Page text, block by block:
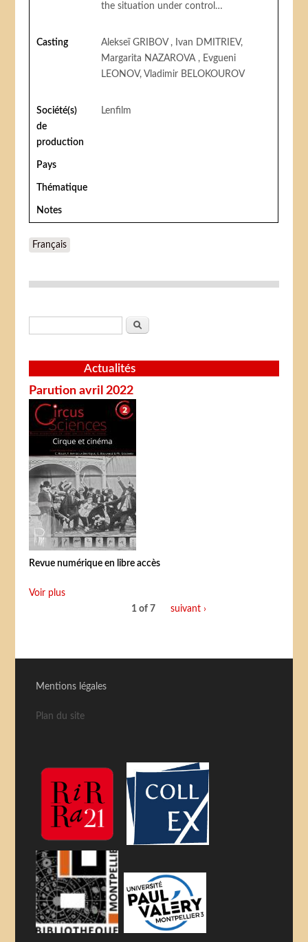
the situation under control…
Casting
Alekseï GRIBOV , Ivan DMITRIEV,
Margarita NAZAROVA , Evgueni
LEONOV, Vladimir BELOKOUROV
Société(s)
de
production
Lenfilm
Pays
Thématique
Notes
Français
Formulaire de recherche
Rechercher
Actualités
Parution avril 2022
Revue numérique en libre accès
Voir plus
1 of 7
suivant ›
Mentions légales
Plan du site